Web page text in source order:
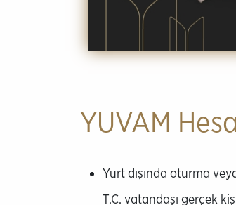
YUVAM
Yurt dışında oturma
T.C. vatandaşı gerçek